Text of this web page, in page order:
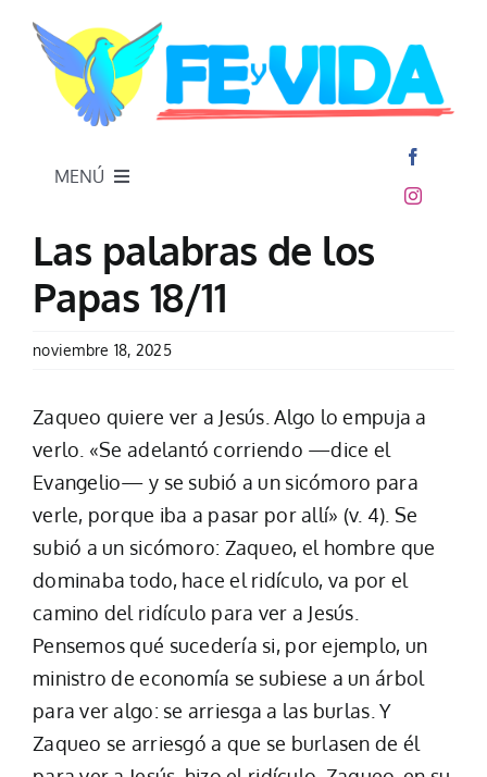
content
MENÚ
Las palabras de los
Papas 18/11
noviembre 18, 2025
Zaqueo quiere ver a Jesús. Algo lo empuja a
verlo. «Se adelantó corriendo —dice el
Evangelio— y se subió a un sicómoro para
verle, porque iba a pasar por allí» (v. 4). Se
subió a un sicómoro: Zaqueo, el hombre que
dominaba todo, hace el ridículo, va por el
camino del ridículo para ver a Jesús.
Pensemos qué sucedería si, por ejemplo, un
ministro de economía se subiese a un árbol
para ver algo: se arriesga a las burlas. Y
Zaqueo se arriesgó a que se burlasen de él